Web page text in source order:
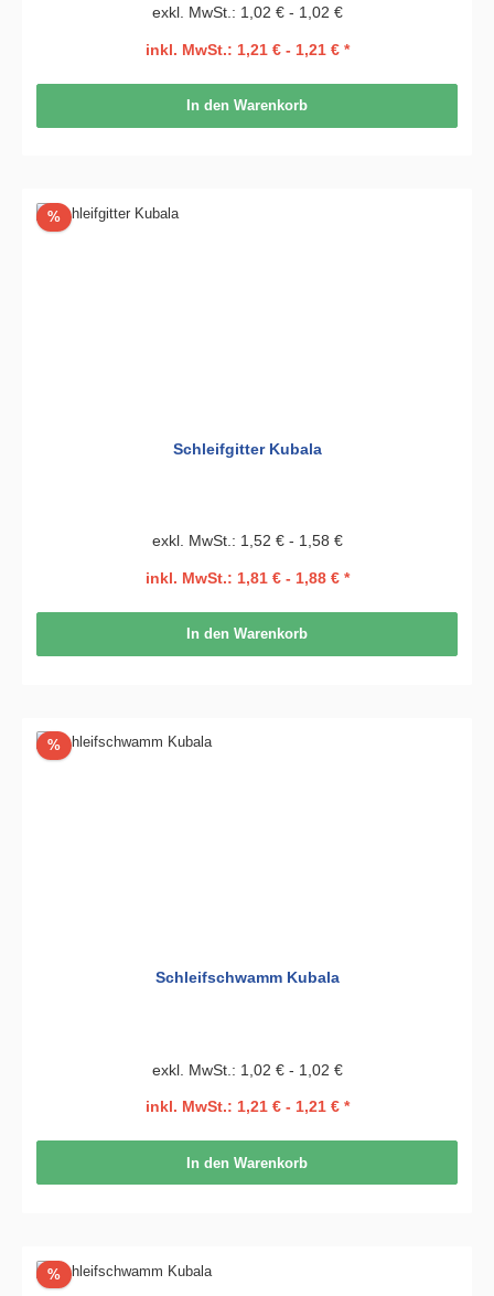
exkl. MwSt.: 1,02 € - 1,02 €
inkl. MwSt.: 1,21 € - 1,21 € *
In den Warenkorb
%Rabatt
Schleifgitter Kubala
exkl. MwSt.: 1,52 € - 1,58 €
inkl. MwSt.: 1,81 € - 1,88 € *
In den Warenkorb
%Rabatt
Schleifschwamm Kubala
exkl. MwSt.: 1,02 € - 1,02 €
inkl. MwSt.: 1,21 € - 1,21 € *
In den Warenkorb
%Rabatt